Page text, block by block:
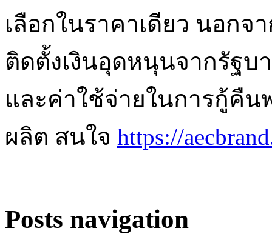
เลือกในราคาเดียว นอก
ติดตั้งเงินอุดหนุนจากรัฐบ
และค่าใช้จ่ายในการกู้คืน
ผลิต สนใจ https://
Posts navigation